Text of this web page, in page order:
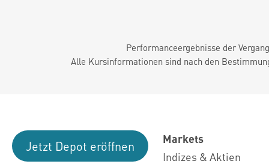
Performanceergebnisse der
Alle Kursinformationen sind nach den
Jetzt Depot eröffnen
Markets
Indizes & Aktien